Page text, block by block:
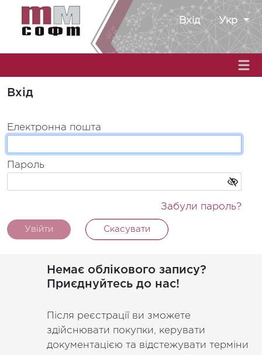
Вхід Укр
Вхід
Електронна пошта
Пароль
Забули пароль?
Увійти Скасувати
Немає облікового запису?
Приєднуйтесь до нас!
Після реєстрації ви зможете
здійснювати покупки, керувати
документацією та відстежувати терміни